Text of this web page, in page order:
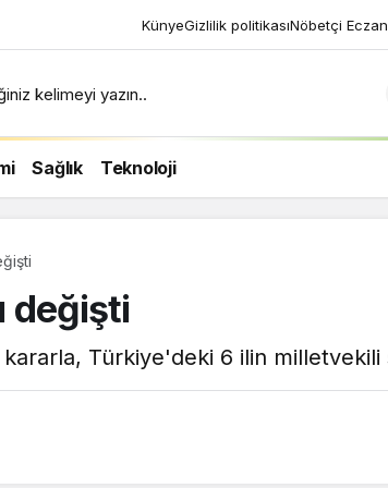
KünyeGizlilik politikasıNöbetçi
kelimeyi yazın..
Sağlık Teknoloji
değişti
Türkiye'deki 6 ilin milletvekili